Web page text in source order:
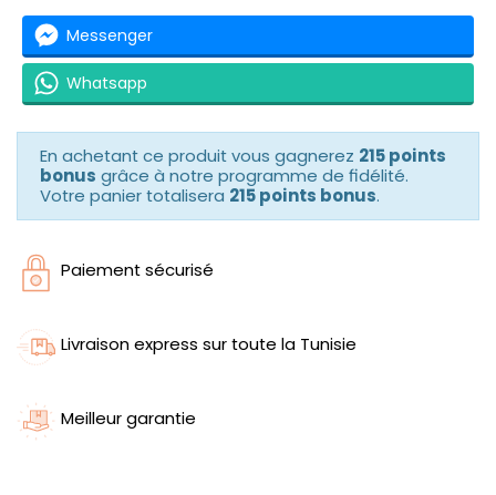
Messenger
Whatsapp
En achetant ce produit vous gagnerez 215 points
bonus grâce à notre programme de fidélité.
Votre panier totalisera 215 points bonus.
Paiement sécurisé
Livraison express sur toute la Tunisie
Meilleur garantie